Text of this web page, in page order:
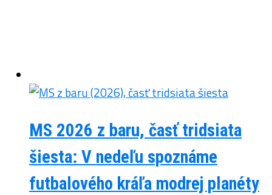
MS 2026 z baru, časť tridsiata
šiesta: V nedeľu spoznáme
futbalového kráľa modrej planéty